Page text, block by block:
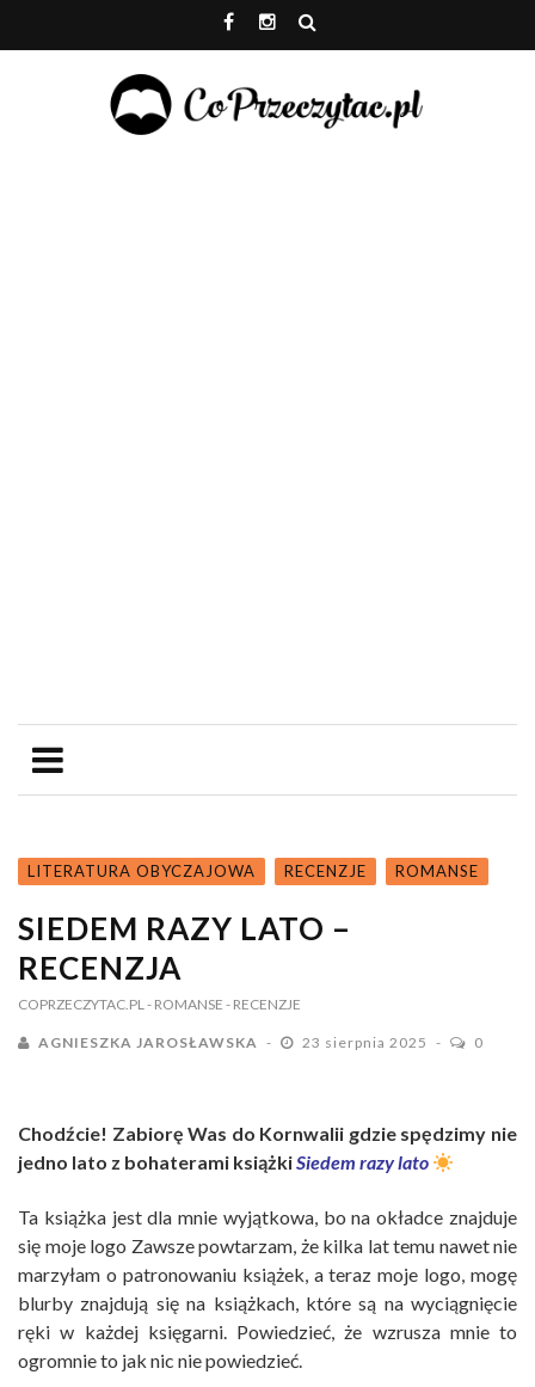
LITERATURA OBYCZAJOWA RECENZJE ROMANSE
SIEDEM RAZY LATO –
RECENZJA
COPRZECZYTAC.PL - ROMANSE - RECENZJE
AGNIESZKA JAROSŁAWSKA 23 sierpnia 2025 0
Chodźcie! Zabiorę Was do Kornwalii gdzie spędzimy nie
jedno lato z bohaterami książkiSiedem razy lato
Ta książka jest dla mnie wyjątkowa, bo na okładce znajduje
się moje logo Zawsze powtarzam, że kilka lat temu nawet nie
marzyłam o patronowaniu książek, a teraz moje logo, mogę
blurby znajdują się na książkach, które są na wyciągnięcie
ręki w każdej księgarni. Powiedzieć, że wzrusza mnie to
ogromnie to jak nic nie powiedzieć.